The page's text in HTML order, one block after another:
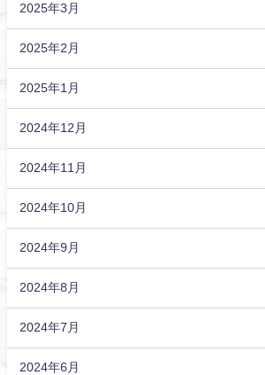
2025年3月
2025年2月
2025年1月
2024年12月
2024年11月
2024年10月
2024年9月
2024年8月
2024年7月
2024年6月